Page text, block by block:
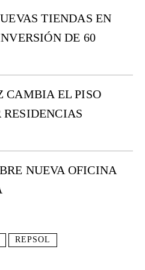
TIENDAS EN
DE 60
CAMBIA EL PISO
RESIDENCIAS
NUEVA OFICINA
REPSOL